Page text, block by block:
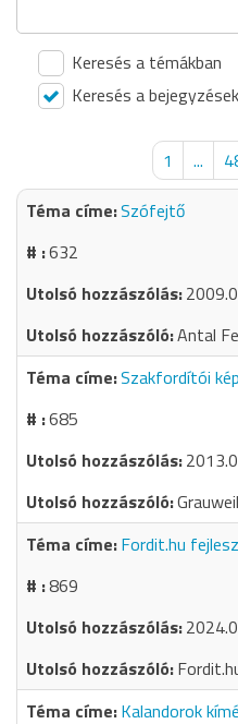
Keresés a témákban
Keresés a
1 ...
Szófejtő
632
Antal
Szakfordítói
685
Fordit.hu
869
Kalandorok